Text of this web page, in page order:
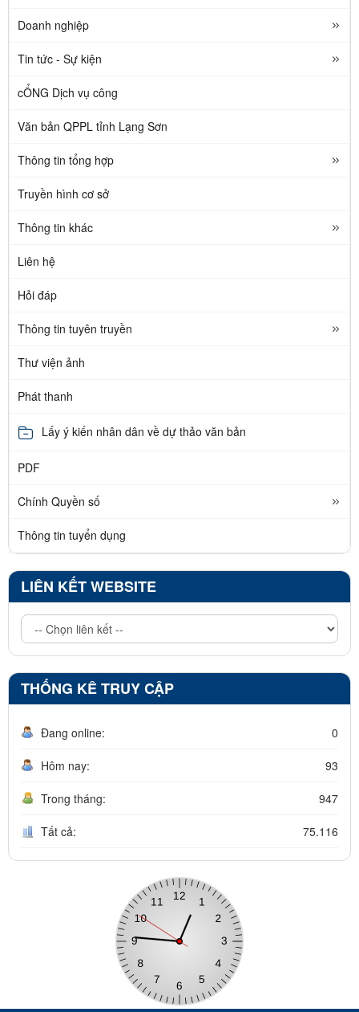
Doanh nghiệp
Tin tức - Sự kiện
cỔNG Dịch vụ công
Văn bản QPPL tỉnh Lạng Sơn
Thông tin tổng hợp
Truyền hình cơ sở
Thông tin khác
Liên hệ
Hỏi đáp
Thông tin tuyên truyền
Thư viện ảnh
Phát thanh
Lấy ý kiến nhân dân về dự thảo văn bản
PDF
Chính Quyền số
Thông tin tuyển dụng
LIÊN KẾT WEBSITE
THỐNG KÊ TRUY CẬP
Đang online: 0
Hôm nay: 93
Trong tháng: 947
Tất cả: 75.116